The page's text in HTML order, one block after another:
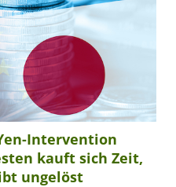
Intervention
kauft sich Zeit,
ungelöst